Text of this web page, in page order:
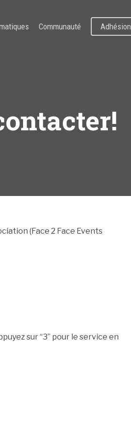
Communauté Adhésion
(Face 2 Face Events
sur “3” pour le service en